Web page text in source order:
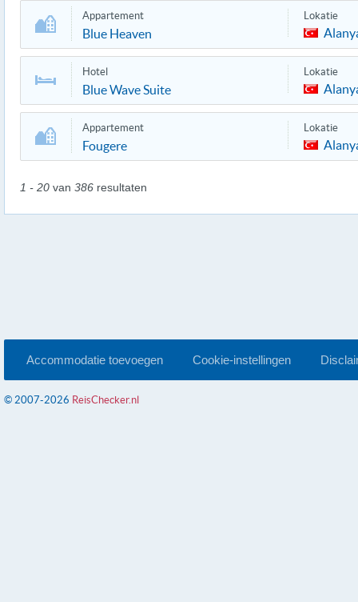
Appartement
Blue Heaven
Lokatie
Hotel
Blue Wave Suite
Lokatie
Appartement
Fougere
Lokatie
1 - 20 van 386 resultaten
Accommodatie toevoegen Cookie-instellingen
© 2007-2026 ReisChecker.nl